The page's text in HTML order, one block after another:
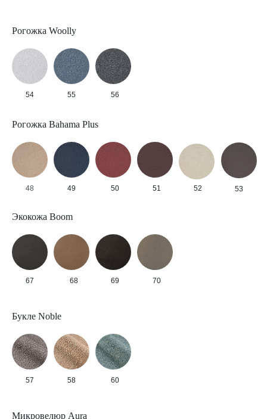
Рогожка Woolly
54 55 56
Рогожка Bahama Plus
48 49 50 51 52 53
Экокожа Boom
67 68 69 70
Букле Noble
57 58 60
Микровелюр Aura